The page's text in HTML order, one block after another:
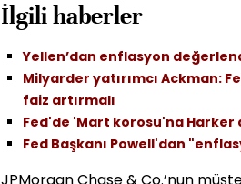
İlgili haberler
Yellen’dan enflasyon
Milyarder yatırımcı Ackman:
faiz artırmalı
Fed'de 'Mart korosu'na Harker
Fed Başkanı Powell'dan